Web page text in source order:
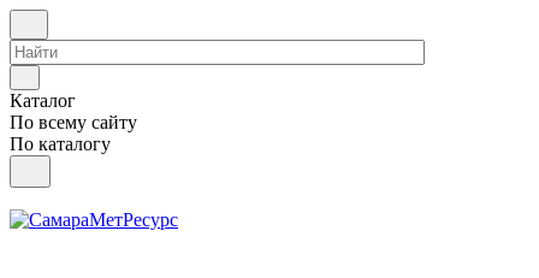
Каталог
По всему сайту
По каталогу